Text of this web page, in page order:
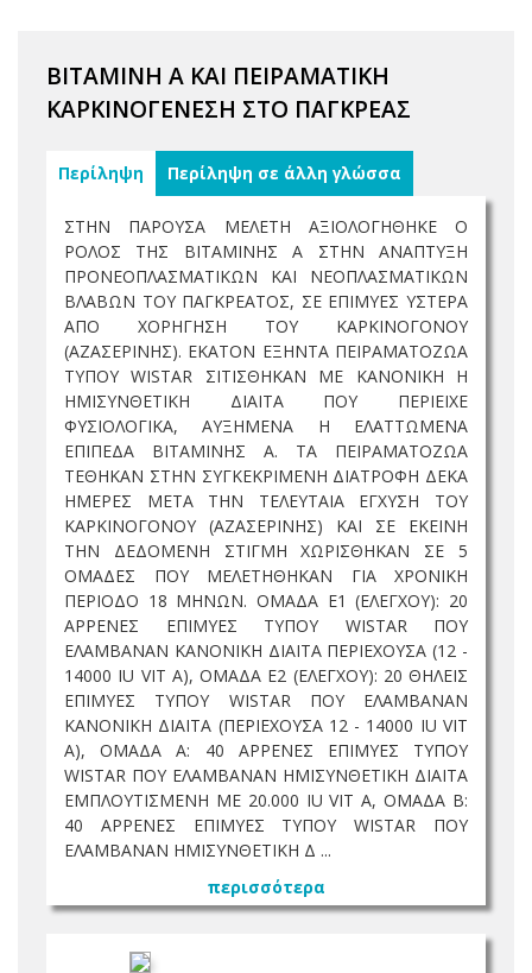
ΒΙΤΑΜΙΝΗ Α ΚΑΙ ΠΕΙΡΑΜΑΤΙΚΗ
ΚΑΡΚΙΝΟΓΕΝΕΣΗ ΣΤΟ ΠΑΓΚΡΕΑΣ
Περίληψη Περίληψη σε άλλη γλώσσα
ΣΤΗΝ ΠΑΡΟΥΣΑ ΜΕΛΕΤΗ ΑΞΙΟΛΟΓΗΘΗΚΕ Ο
ΡΟΛΟΣ ΤΗΣ ΒΙΤΑΜΙΝΗΣ Α ΣΤΗΝ ΑΝΑΠΤΥΞΗ
ΠΡΟΝΕΟΠΛΑΣΜΑΤΙΚΩΝ ΚΑΙ ΝΕΟΠΛΑΣΜΑΤΙΚΩΝ
ΒΛΑΒΩΝ ΤΟΥ ΠΑΓΚΡΕΑΤΟΣ, ΣΕ ΕΠΙΜΥΕΣ ΥΣΤΕΡΑ
ΑΠΟ ΧΟΡΗΓΗΣΗ ΤΟΥ ΚΑΡΚΙΝΟΓΟΝΟΥ
(ΑΖΑΣΕΡΙΝΗΣ). ΕΚΑΤΟΝ ΕΞΗΝΤΑ ΠΕΙΡΑΜΑΤΟΖΩΑ
ΤΥΠΟΥ WISTAR ΣΙΤΙΣΘΗΚΑΝ ΜΕ ΚΑΝΟΝΙΚΗ Η
ΗΜΙΣΥΝΘΕΤΙΚΗ ΔΙΑΙΤΑ ΠΟΥ ΠΕΡΙΕΙΧΕ
ΦΥΣΙΟΛΟΓΙΚΑ, ΑΥΞΗΜΕΝΑ Η ΕΛΑΤΤΩΜΕΝΑ
ΕΠΙΠΕΔΑ ΒΙΤΑΜΙΝΗΣ Α. ΤΑ ΠΕΙΡΑΜΑΤΟΖΩΑ
ΤΕΘΗΚΑΝ ΣΤΗΝ ΣΥΓΚΕΚΡΙΜΕΝΗ ΔΙΑΤΡΟΦΗ ΔΕΚΑ
ΗΜΕΡΕΣ ΜΕΤΑ ΤΗΝ ΤΕΛΕΥΤΑΙΑ ΕΓΧΥΣΗ ΤΟΥ
ΚΑΡΚΙΝΟΓΟΝΟΥ (ΑΖΑΣΕΡΙΝΗΣ) ΚΑΙ ΣΕ ΕΚΕΙΝΗ
ΤΗΝ ΔΕΔΟΜΕΝΗ ΣΤΙΓΜΗ ΧΩΡΙΣΘΗΚΑΝ ΣΕ 5
ΟΜΑΔΕΣ ΠΟΥ ΜΕΛΕΤΗΘΗΚΑΝ ΓΙΑ ΧΡΟΝΙΚΗ
ΠΕΡΙΟΔΟ 18 ΜΗΝΩΝ. ΟΜΑΔΑ Ε1 (ΕΛΕΓΧΟΥ): 20
ΑΡΡΕΝΕΣ ΕΠΙΜΥΕΣ ΤΥΠΟΥ WISTAR ΠΟΥ
ΕΛΑΜΒΑΝΑΝ ΚΑΝΟΝΙΚΗ ΔΙΑΙΤΑ ΠΕΡΙΕΧΟΥΣΑ (12 -
14000 IU VIT A), ΟΜΑΔΑ Ε2 (ΕΛΕΓΧΟΥ): 20 ΘΗΛΕΙΣ
ΕΠΙΜΥΕΣ ΤΥΠΟΥ WISTAR ΠΟΥ ΕΛΑΜΒΑΝΑΝ
ΚΑΝΟΝΙΚΗ ΔΙΑΙΤΑ (ΠΕΡΙΕΧΟΥΣΑ 12 - 14000 IU VIT
A), ΟΜΑΔΑ Α: 40 ΑΡΡΕΝΕΣ ΕΠΙΜΥΕΣ ΤΥΠΟΥ
WISTAR ΠΟΥ ΕΛΑΜΒΑΝΑΝ ΗΜΙΣΥΝΘΕΤΙΚΗ ΔΙΑΙΤΑ
ΕΜΠΛΟΥΤΙΣΜΕΝΗ ΜΕ 20.000 IU VIT A, ΟΜΑΔΑ Β:
40 ΑΡΡΕΝΕΣ ΕΠΙΜΥΕΣ ΤΥΠΟΥ WISTAR ΠΟΥ
ΕΛΑΜΒΑΝΑΝ ΗΜΙΣΥΝΘΕΤΙΚΗ Δ ...
περισσότερα